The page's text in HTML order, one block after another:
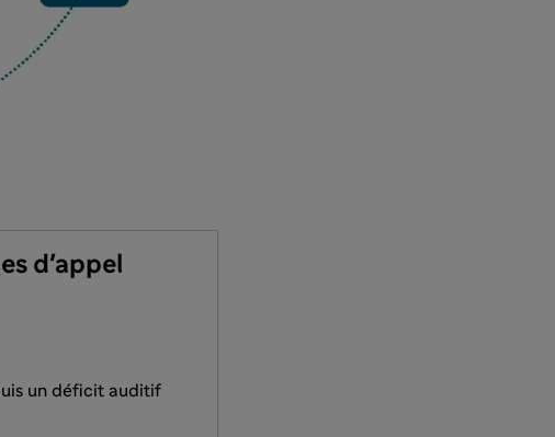
d'appel
un déficit auditif